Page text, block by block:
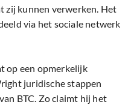
zij kunnen verwerken. Het
via het sociale netwerk
op een opmerkelijk
juridische stappen
BTC. Zo claimt hij het